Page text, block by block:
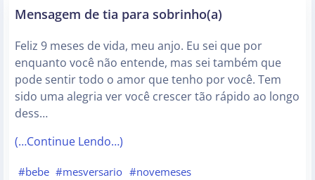
Mensagem de tia para sobrinho(a)
Feliz 9 meses de vida, meu anjo. Eu sei que por
enquanto você não entende, mas sei também que
pode sentir todo o amor que tenho por você. Tem
sido uma alegria ver você crescer tão rápido ao longo
dess…
(…Continue Lendo…)
#bebe #mesversario #novemeses